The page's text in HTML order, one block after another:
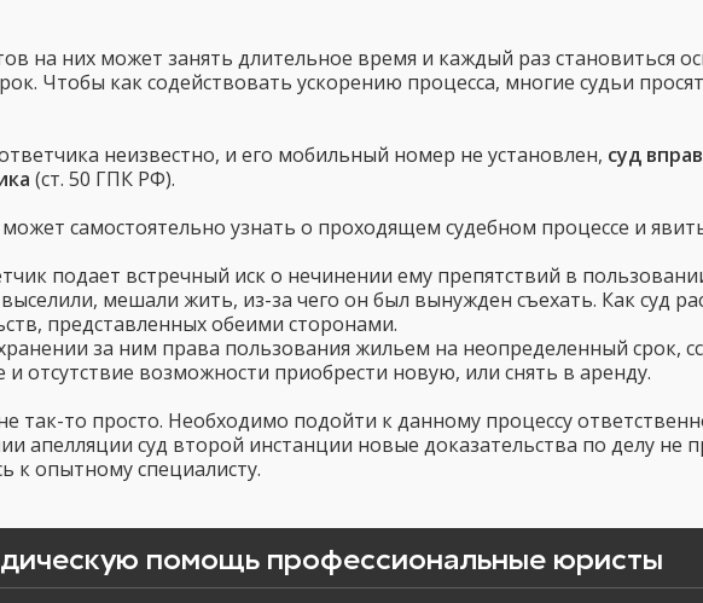
на них может занять длительное время и каждый раз становиться
Чтобы как содействовать ускорению процесса, многие судьи
неизвестно, и его мобильный номер не установлен, суд
(ст. 50 ГПК РФ).
самостоятельно узнать о проходящем судебном процессе и
подает встречный иск о нечинении ему препятствий в
мешали жить, из-за чего он был вынужден съехать. Как суд
представленных обеими сторонами.
за ним права пользования жильем на неопределенный срок,
отсутствие возможности приобрести новую, или снять в аренду.
так-то просто. Необходимо подойти к данному процессу
апелляции суд второй инстанции новые доказательства по делу не
к опытному специалисту.
помощь профессиональные юристы